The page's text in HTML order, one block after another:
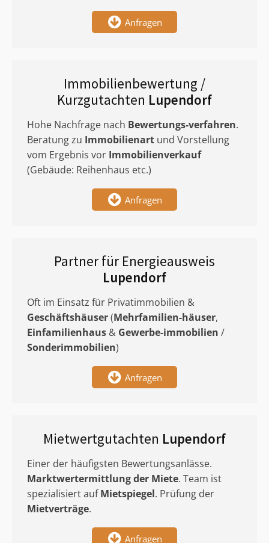
Anfragen
Immobilienbewertung /
Kurzgutachten Lupendorf
Hohe Nachfrage nach Bewertungs-verfahren.
Beratung zu Immobilienart und Vorstellung
vom Ergebnis vor Immobilienverkauf
(Gebäude: Reihenhaus etc.)
Anfragen
Partner für Energieausweis
Lupendorf
Oft im Einsatz für Privatimmobilien &
Geschäftshäuser(Mehrfamilien-häuser,
Einfamilienhaus & Gewerbe-immobilien /
Sonderimmobilien)
Anfragen
Mietwertgutachten Lupendorf
Einer der häufigsten Bewertungsanlässe.
Marktwertermittlungder Miete. Team ist
spezialisiert aufMietspiegel. Prüfung der
Mietverträge.
Anfragen